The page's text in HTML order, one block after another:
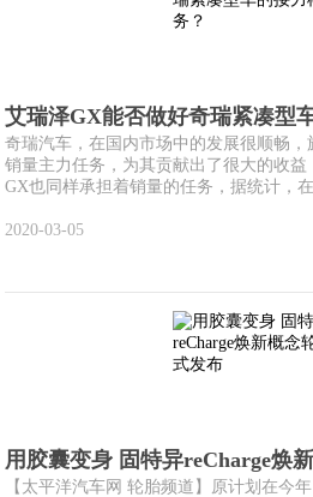
艾瑞泽GX能否做好奇瑞紧凑型
奇瑞汽车，在国内市场中的发展很顺畅
销量主力任务，为其贡献出了很大的收
GX也同样承担着销量的任务，据统计，在
2020-03-05
用胶囊变身 固特异reCharge焕
【太平洋汽车网 轮胎频道】原计划在今